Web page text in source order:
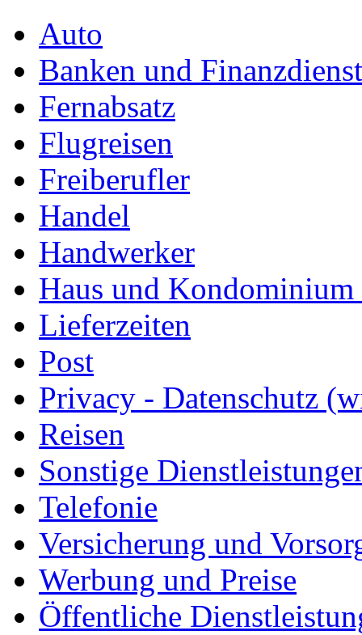
Auto
Banken und
Fernabsatz
Flugreisen
Freiberufler
Handel
Handwerker
Haus und
Lieferzeiten
Post
Privacy - Datenschutz
Reisen
Sonstige
Telefonie
Versicherung und
Werbung und Preise
Öffentliche